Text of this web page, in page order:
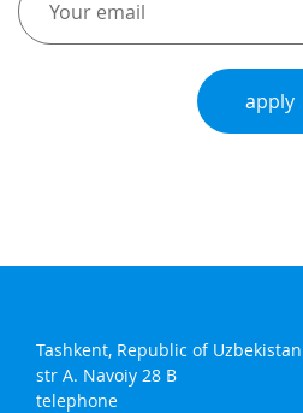
apply
Tashkent, Republic of Uzbekistan
str A. Navoiy 28 B
telephone